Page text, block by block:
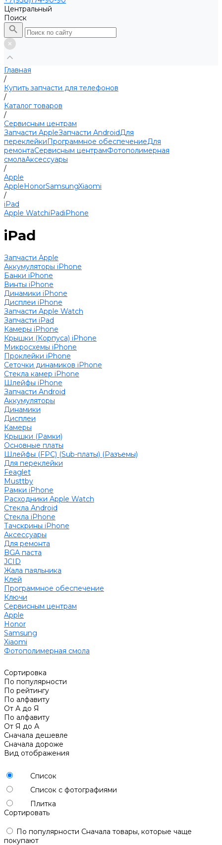
Центральный
Поиск
Главная
/
Купить запчасти для телефонов
/
Каталог товаров
/
Сервисным центрам
Запчасти AppleЗапчасти AndroidДля
переклейкиПрограммное обеспечениеДля
ремонтаСервисным центрамФотополимерная
смолаАксессуары
/
Apple
AppleHonorSamsungXiaomi
/
iPad
Apple WatchiPadiPhone
iPad
Запчасти Apple
Аккумуляторы iPhone
Банки iPhone
Винты iPhone
Динамики iPhone
Дисплеи iPhone
Запчасти Apple Watch
Запчасти iPad
Камеры iPhone
Крышки (Корпуса) iPhone
Микросхемы iPhone
Проклейки iPhone
Сеточки динамиков iPhone
Стекла камер iPhone
Шлейфы iPhone
Запчасти Android
Аккумуляторы
Динамики
Дисплеи
Камеры
Крышки (Рамки)
Основные платы
Шлейфы (FPC) (Sub-платы) (Разъемы)
Для переклейки
Feaglet
Musttby
Рамки iPhone
Расходники Apple Watch
Стекла Android
Стекла iPhone
Тачскрины iPhone
Аксессуары
Для ремонта
BGA паста
JCID
Жала паяльника
Клей
Программное обеспечение
Ключи
Сервисным центрам
Apple
Honor
Samsung
Xiaomi
Фотополимерная смола
Сортировка
По популярности
По рейтингу
По алфавиту
От А до Я
По алфавиту
От Я до А
Сначала дешевле
Сначала дороже
Вид отображения
Список
Список с фотографиями
Плитка
Сортировать
По популярности Сначала товары, которые чаще
покупают